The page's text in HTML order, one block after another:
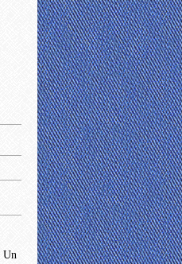
Un